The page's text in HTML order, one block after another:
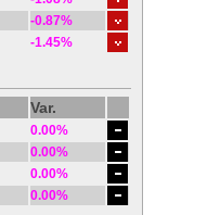
-0.87%
-1.45%
Var.
0.00%
0.00%
0.00%
0.00%